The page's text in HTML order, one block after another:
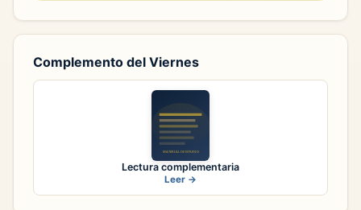
Complemento del Viernes
Lectura complementaria
Leer →